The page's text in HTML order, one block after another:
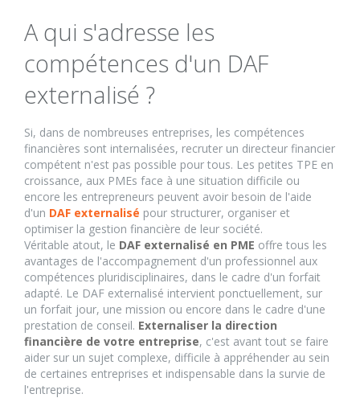
A qui s'adresse les
compétences d'un DAF
externalisé ?
Si, dans de nombreuses entreprises, les compétences
financières sont internalisées, recruter un directeur financier
compétent n'est pas possible pour tous. Les petites TPE en
croissance, aux PMEs face à une situation difficile ou
encore les entrepreneurs peuvent avoir besoin de l'aide
d'un DAF externalisé pour structurer, organiser et
optimiser la gestion financière de leur société.
Véritable atout, le DAF externalisé en PME offre tous les
avantages de l'accompagnement d'un professionnel aux
compétences pluridisciplinaires, dans le cadre d'un forfait
adapté. Le DAF externalisé intervient ponctuellement, sur
un forfait jour, une mission ou encore dans le cadre d'une
prestation de conseil. Externaliser la direction
financière de votre entreprise, c'est avant tout se faire
aider sur un sujet complexe, difficile à appréhender au sein
de certaines entreprises et indispensable dans la survie de
l'entreprise.